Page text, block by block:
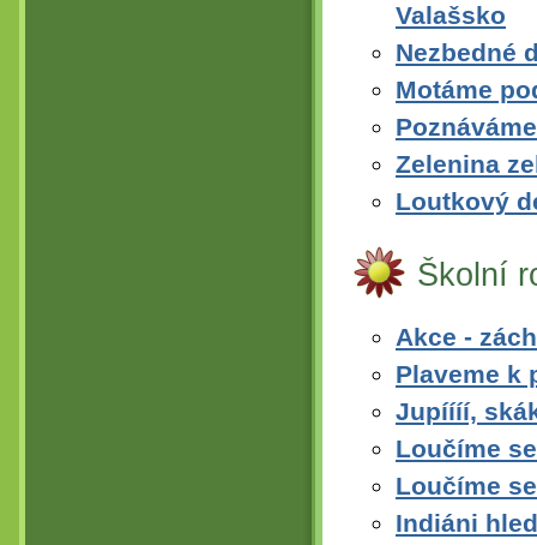
Valašsko
Nezbedné
Motáme
Zelenina
Loutkový
Školní
Akce -
Plaveme k
Jupíííí,
Loučíme
Loučíme
Indiáni